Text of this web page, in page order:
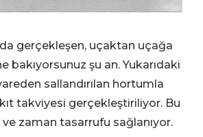
gerçekleşen, uçaktan uçağa
bakıyorsunuz şu an. Yukarıdaki
sallandırılan hortumla
takviyesi gerçekleştiriliyor. Bu
zaman tasarrufu sağlanıyor.